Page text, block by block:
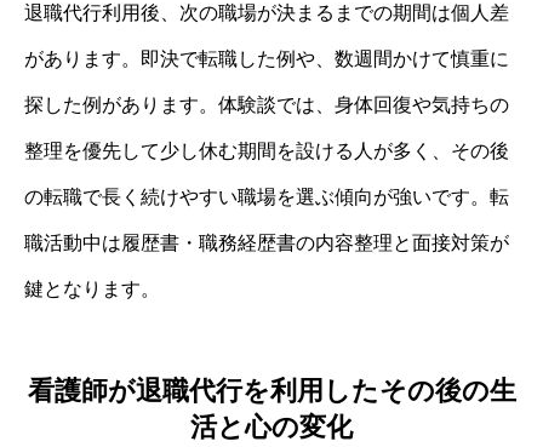
退職代行利用後、次の職場が決まるまでの期間は個人差
があります。即決で転職した例や、数週間かけて慎重に
探した例があります。体験談では、身体回復や気持ちの
整理を優先して少し休む期間を設ける人が多く、その後
の転職で長く続けやすい職場を選ぶ傾向が強いです。転
職活動中は履歴書・職務経歴書の内容整理と面接対策が
鍵となります。
看護師が退職代行を利用したその後の生
活と心の変化